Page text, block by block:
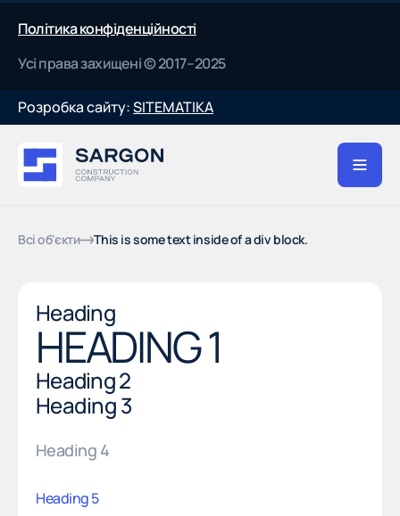
Усі права захищені © 2017–2025
Політика конфіденційності
Розробка сайту:SITEMATIKA
Всі об'єкти This is some text inside of a div block.
Heading
HEADING 1
Heading 2
Heading 3
Heading 4
Heading 5